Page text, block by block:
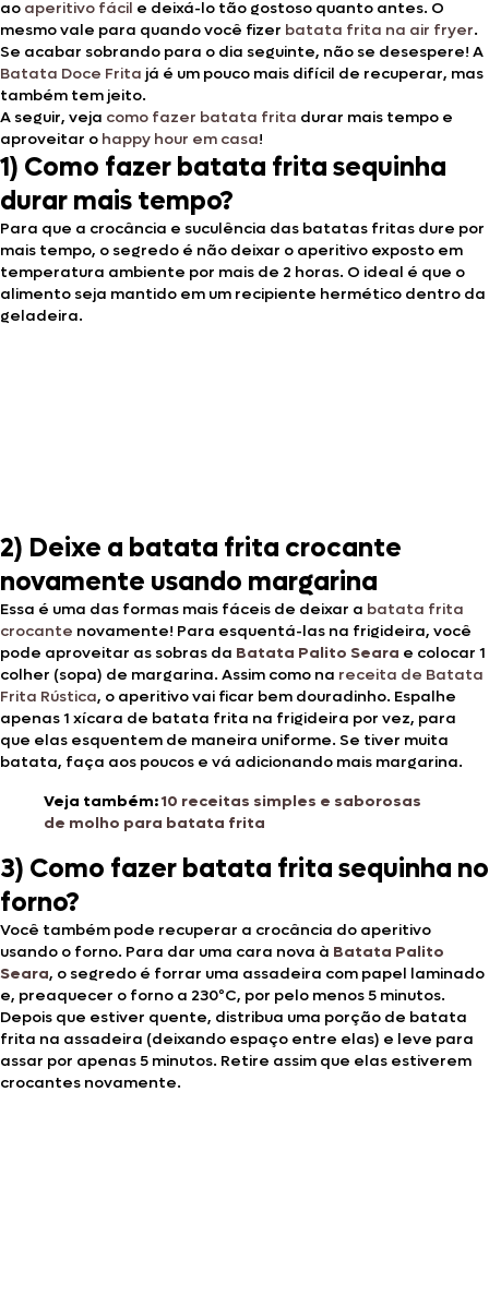
ao aperitivo fácil e deixá-lo tão gostoso quanto antes. O
mesmo vale para quando você fizer batata frita na air fryer.
Se acabar sobrando para o dia seguinte, não se desespere! A
Batata Doce Frita já é um pouco mais difícil de recuperar, mas
também tem jeito.
A seguir, veja como fazer batata frita durar mais tempo e
aproveitar o happy hour em casa!
1) Como fazer batata frita sequinha
durar mais tempo?
Para que a crocância e suculência das batatas fritas dure por
mais tempo, o segredo é não deixar o aperitivo exposto em
temperatura ambiente por mais de 2 horas. O ideal é que o
alimento seja mantido em um recipiente hermético dentro da
geladeira.
2) Deixe a batata frita crocante
novamente usando margarina
Essa é uma das formas mais fáceis de deixar a batata frita
crocante novamente! Para esquentá-las na frigideira, você
pode aproveitar as sobras da Batata Palito Seara e colocar 1
colher (sopa) de margarina. Assim como na receita de Batata
Frita Rústica, o aperitivo vai ficar bem douradinho. Espalhe
apenas 1 xícara de batata frita na frigideira por vez, para
que elas esquentem de maneira uniforme. Se tiver muita
batata, faça aos poucos e vá adicionando mais margarina.
Veja também:10 receitas simples e saborosas
de molho para batata frita
3) Como fazer batata frita sequinha no
forno?
Você também pode recuperar a crocância do aperitivo
usando o forno. Para dar uma cara nova à Batata Palito
Seara, o segredo é forrar uma assadeira com papel laminado
e, preaquecer o forno a 230ºC, por pelo menos 5 minutos.
Depois que estiver quente, distribua uma porção de batata
frita na assadeira (deixando espaço entre elas) e leve para
assar por apenas 5 minutos. Retire assim que elas estiverem
crocantes novamente.